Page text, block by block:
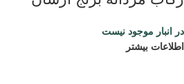
در انبار موجود نیست
اطلاعات بیشتر